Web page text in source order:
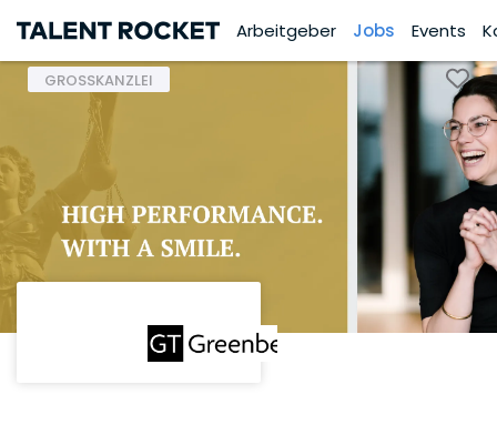
Arbeitgeber Jobs Events
GROSSKANZLEI